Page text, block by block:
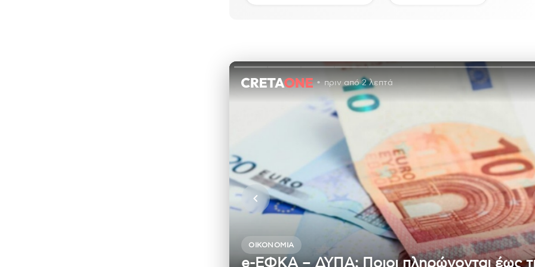
πριν από 2 λεπτά
ΟΙΚΟΝΟΜΊΑ
e-ΕΦΚΑ – ΔΥΠΑ: Ποιοι πληρώνονται έως